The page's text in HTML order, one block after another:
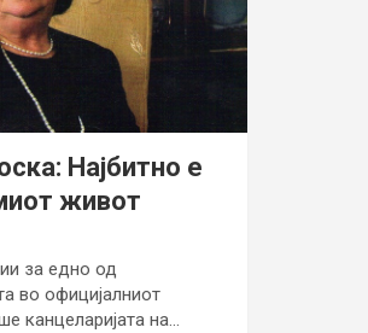
Најбитно е
живот
за едно од
во официјалниот
канцеларијата на…